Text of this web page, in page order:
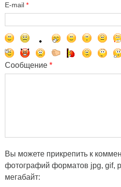
E-mail *
Сообщение *
Вы можете прикрепить к
фотографий форматов jpg, gif,
мегабайт: